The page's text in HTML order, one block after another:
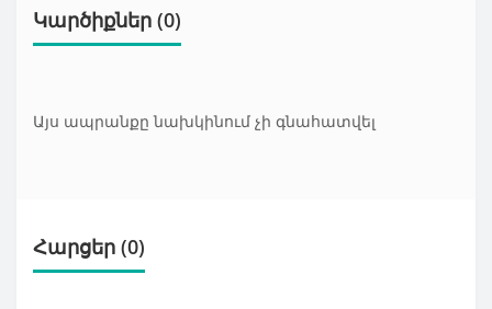
Կարծիքներ (0)
Այս ապրանքը նախկինում չի գնահատվել
Հարցեր (0)